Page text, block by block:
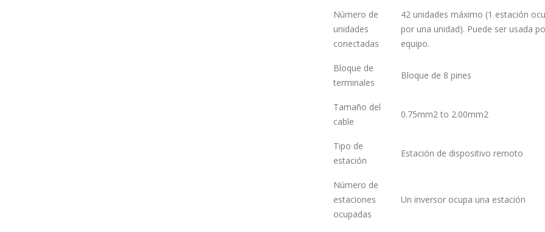
Número de
unidades
conectadas
42 unidades máximo (1 estación
por una unidad). Puede ser usada
equipo.
Bloque de
terminales
Bloque de 8 pines
Tamaño del
cable
0.75mm2 to 2.00mm2
Tipo de
estación
Estación de dispositivo remoto
Número de
estaciones
ocupadas
Un inversor ocupa una estación